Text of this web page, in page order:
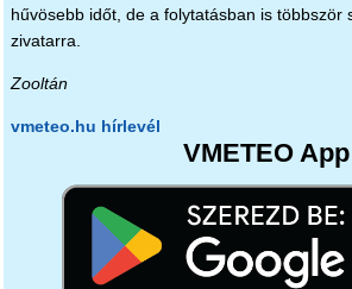
hűvösebb időt, de a folytatásban is többször
zivatarra.
Zooltán
vmeteo.hu hírlevél
VMETEO App